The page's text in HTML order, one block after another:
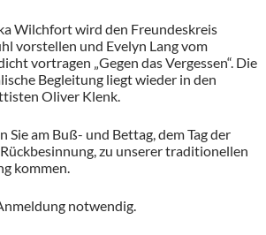
Wilchfort wird den Freundeskreis
vorstellen und Evelyn Lang vom
vortragen „Gegen das Vergessen“. Die
Begleitung liegt wieder in den
Oliver Klenk.
Sie am Buß- und Bettag, dem Tag der
zu unserer traditionellen
kommen.
notwendig.